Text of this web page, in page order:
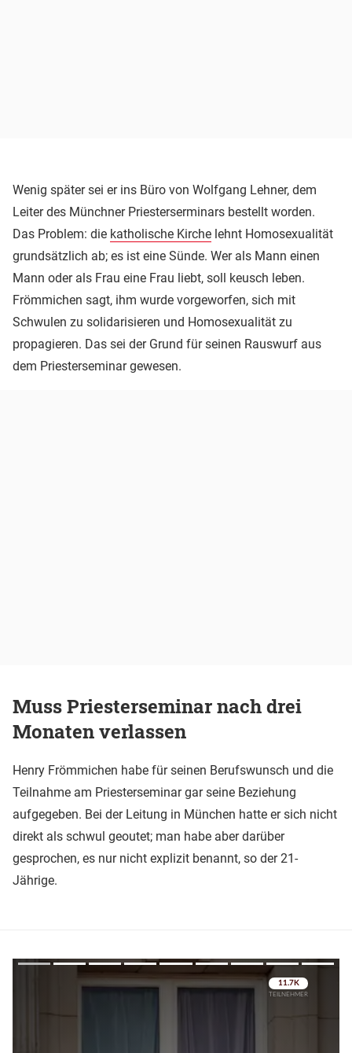
Wenig später sei er ins Büro von Wolfgang Lehner, dem
Leiter des Münchner Priesterserminars bestellt worden.
Das Problem: die katholische Kirche lehnt Homosexualität
grundsätzlich ab; es ist eine Sünde. Wer als Mann einen
Mann oder als Frau eine Frau liebt, soll keusch leben.
Frömmichen sagt, ihm wurde vorgeworfen, sich mit
Schwulen zu solidarisieren und Homosexualität zu
propagieren. Das sei der Grund für seinen Rauswurf aus
dem Priesterseminar gewesen.
Muss Priesterseminar nach drei
Monaten verlassen
Henry Frömmichen habe für seinen Berufswunsch und die
Teilnahme am Priesterseminar gar seine Beziehung
aufgegeben. Bei der Leitung in München hatte er sich nicht
direkt als schwul geoutet; man habe aber darüber
gesprochen, es nur nicht explizit benannt, so der 21-
Jährige.